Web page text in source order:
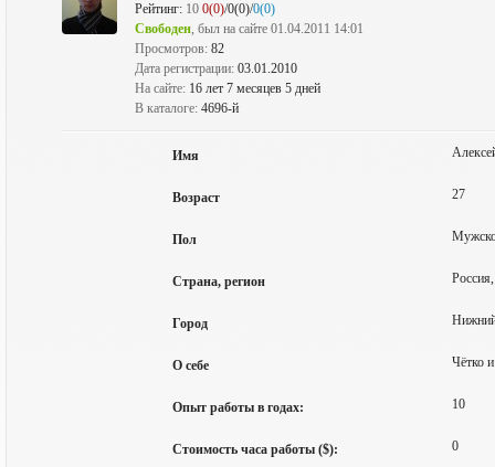
Рейтинг: 10 0(0)/0(0)/0(0)
Свободен, был на сайте 01.04.2011 14:01
Просмотров: 82
Дата регистрации: 03.01.2010
На сайте: 16 лет 7 месяцев 5 дней
В каталоге: 4696-й
Имя
Возраст 27
Пол
Страна, регион
Город
О себе Чётко
Опыт работы в годах: 10
Стоимость часа работы ($): 0